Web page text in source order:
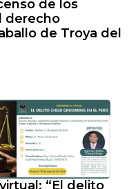
de los
derecho
de Troya del
“El delito